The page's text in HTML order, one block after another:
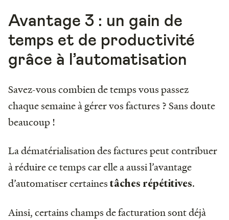
Avantage 3 : un gain de
temps et de productivité
grâce à l’automatisation
Savez-vous combien de temps vous passez
chaque semaine à gérer vos factures ? Sans doute
beaucoup !
La dématérialisation des factures peut contribuer
à réduire ce temps car elle a aussi l’avantage
d’automatiser certaines tâches répétitives.
Ainsi, certains champs de facturation sont déjà